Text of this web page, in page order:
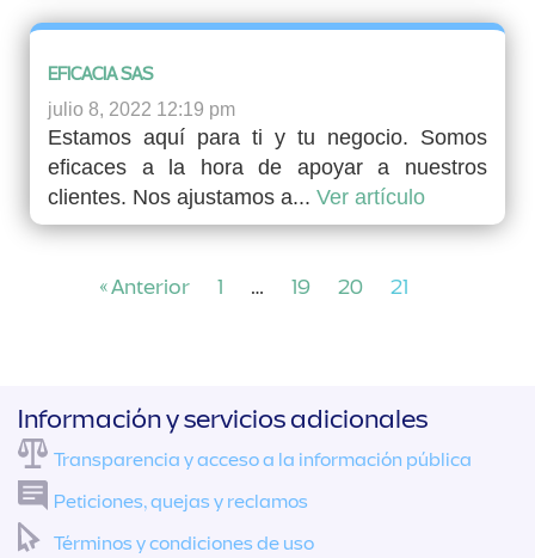
EFICACIA SAS
julio 8, 2022 12:19 pm
Estamos aquí para ti y tu negocio. Somos
eficaces a la hora de apoyar a nuestros
clientes. Nos ajustamos a... Ver artículo
« Anterior 1 … 19 20 21
Información y servicios adicionales
Transparencia y acceso a la información pública
Peticiones, quejas y reclamos
Términos y condiciones de uso